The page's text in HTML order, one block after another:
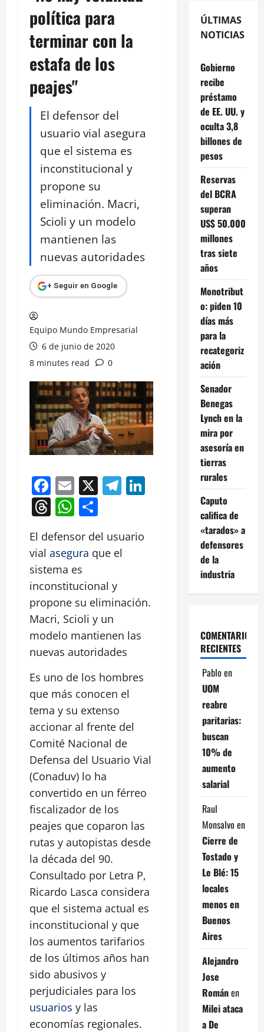
política para
terminar con la
estafa de los
peajes"
El defensor del
usuario vial asegura
que el sistema es
inconstitucional y
propone su
eliminación. Macri,
Scioli y un modelo
mantienen las
nuevas autoridades
+ Seguir en Google
Equipo Mundo Empresarial
6 de junio de 2020
8 minutes read
0
Facebook
Email
X Telegram
LinkedIn
Threads
WhatsApp
El defensor del usuario
vial asegura que el
sistema es
inconstitucional y
propone su eliminación.
Macri, Scioli y un
modelo mantienen las
nuevas autoridades
Es uno de los hombres
que más conocen el
tema y su extenso
accionar al frente del
Comité Nacional de
Defensa del Usuario Vial
(Conaduv) lo ha
convertido en un férreo
fiscalizador de los
peajes que coparon las
rutas y autopistas desde
la década del 90.
Consultado por Letra P,
Ricardo Lasca considera
que el sistema actual es
inconstitucional y que
los aumentos tarifarios
de los últimos años han
sido abusivos y
perjudiciales para los
usuarios y las
economías regionales.
ÚLTIMAS
NOTICIAS
Gobierno
recibe
préstamo
de EE. UU. y
oculta 3,8
billones de
pesos
Reservas
del BCRA
superan
US$ 50.000
millones
tras siete
años
Monotribut
o: piden 10
días más
para la
recategoriz
ación
Senador
Benegas
Lynch en la
mira por
asesoría en
tierras
rurales
Caputo
califica de
«tarados» a
defensores
de la
industria
COMENTARIOS
RECIENTES
Pablo en
UOM
reabre
paritarias:
buscan
10% de
aumento
salarial
Raul
Monsalvo en
Cierre de
Tostado y
Le Blé: 15
locales
menos en
Buenos
Aires
Alejandro
Jose
Románen
Milei ataca
a De